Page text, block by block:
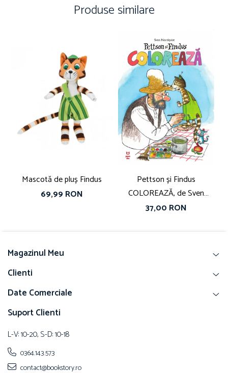
Produse similare
Mascotă de pluș Findus
69,99 RON
Pettson și Findus
COLOREAZĂ, de Sven
Nordqvist
37,00 RON
Magazinul Meu
Clienti
Date Comerciale
Suport Clienti
L-V: 10-20, S-D: 10-18
0364.143.573
contact@bookstory.ro